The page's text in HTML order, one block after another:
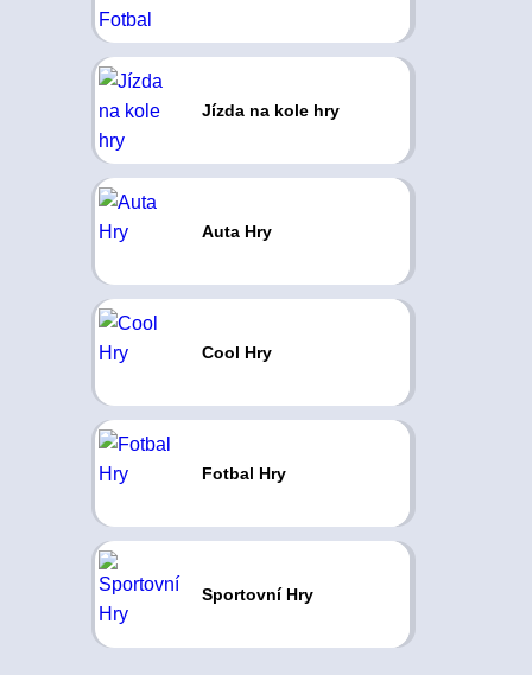
Jízda na kole hry
Auta Hry
Cool Hry
Fotbal Hry
Sportovní Hry